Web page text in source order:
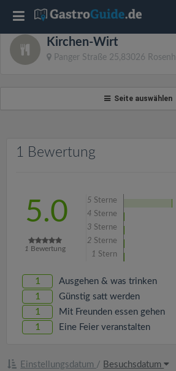
Kirchen-Wirt
Panger Straße 25,83026
Seite auswählen
1 Bewertung
5.0
1 Bewertung
5 Sterne
4 Sterne
3 Sterne
2 Sterne
1 Stern
1 Ausgehen & was trinken
1 Günstig satt werden
1 Mit Freunden essen gehen
1 Eine Feier veranstalten
Einstellungsdatum / Besuchsdatum
T
o
n
a
v
i